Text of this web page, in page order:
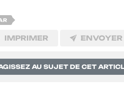
IMPRIMER
AU SUJET DE CET